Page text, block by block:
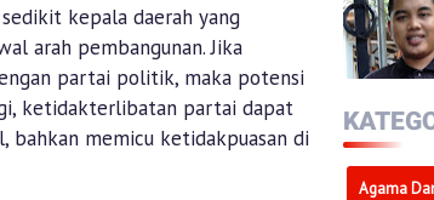
kepala daerah yang
arah pembangunan. Jika
partai politik, maka potensi
ketidakterlibatan partai dapat
memicu ketidakpuasan di
Agama